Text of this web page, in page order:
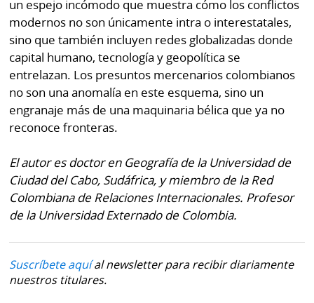
un espejo incómodo que muestra cómo los conflictos
modernos no son únicamente intra o interestatales,
sino que también incluyen redes globalizadas donde
capital humano, tecnología y geopolítica se
entrelazan. Los presuntos mercenarios colombianos
no son una anomalía en este esquema, sino un
engranaje más de una maquinaria bélica que ya no
reconoce fronteras.
El autor es doctor en Geografía de la Universidad de
Ciudad del Cabo, Sudáfrica, y miembro de la Red
Colombiana de Relaciones Internacionales. Profesor
de la Universidad Externado de Colombia.
Suscríbete aquíal newsletter para recibir diariamente
nuestros titulares.